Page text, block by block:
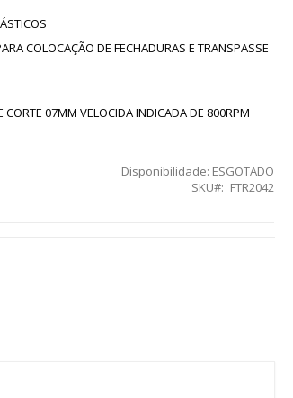
COLOCAÇÃO DE FECHADURAS E TRANSPASSE
07MM VELOCIDA INDICADA DE 800RPM
Disponibilidade: ESGOTADO
SKU
FTR2042